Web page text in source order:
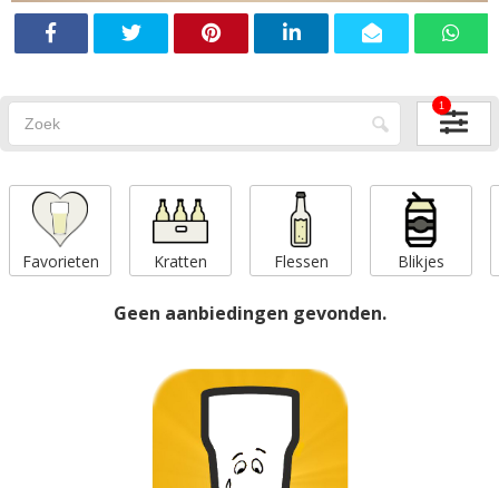
1
Favorieten Kratten Flessen Blikjes
Geen aanbiedingen gevonden.